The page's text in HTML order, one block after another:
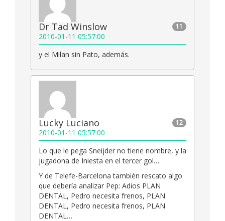
11
Dr Tad Winslow
2010-01-11 05:57:00
y el Milan sin Pato, además.
12
Lucky Luciano
2010-01-11 05:57:00
Lo que le pega Sneijder no tiene nombre, y la
jugadona de Iniesta en el tercer gol…
Y de Telefe-Barcelona también rescato algo
que debería analizar Pep: Adios PLAN
DENTAL, Pedro necesita frenos, PLAN
DENTAL, Pedro necesita frenos, PLAN
DENTAL…